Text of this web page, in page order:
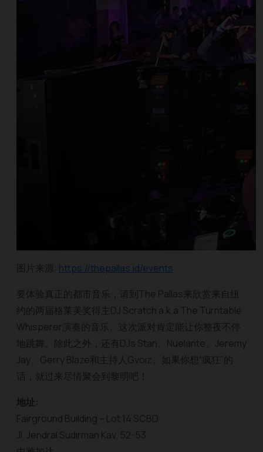
图片来源: https://thepallas.id/events
要体验真正的都市音乐，请到The Pallas来欣赏来自纽
约的两届格莱美奖得主DJ Scratch a.k.a The Turntable
Whisperer演奏的音乐。这次派对肯定能让你整夜不停
地跳舞。除此之外，还有DJs Stan、Nuelante、Jeremy
Jay、Gerry Blaze和主持人Gvoiz。如果你想“疯狂”的
话，就过来尽情聚会到黎明吧！
地址:
Fairground Building – Lot 14 SCBD
Jl. Jendral Sudirman Kav. 52-53